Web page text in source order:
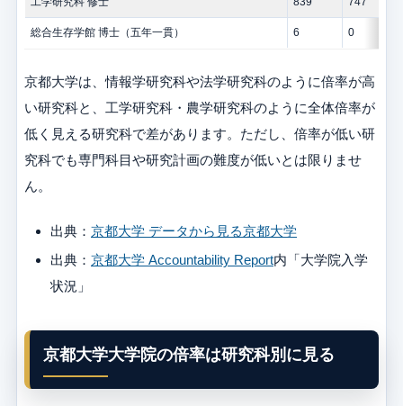
総合生存学館 博士（五年一貫） 6 0
京都大学は、情報学研究科や法学研究科のように倍率が高
い研究科と、工学研究科・農学研究科のように全体倍率が
低く見える研究科で差があります。ただし、倍率が低い研
究科でも専門科目や研究計画の難度が低いとは限りませ
ん。
出典： 京都大学 データから見る京都大学
出典： 京都大学 Accountability Report内「大学院入学
状況」
京都大学大学院の倍率は研究科別に見る